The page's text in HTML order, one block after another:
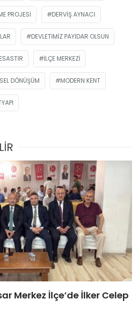
PROJESI DERVIŞ AYNACI
DEVLETIMIZ PAYIDAR OLSUN
İLÇE MERKEZI
DÖNÜŞÜM MODERN KENT
Merkez İlçe’de İlker Celep